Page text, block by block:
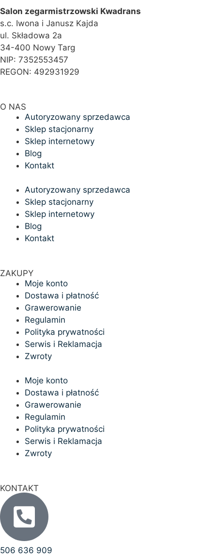
Salon zegarmistrzowski Kwadrans
s.c. Iwona i Janusz Kajda
ul. Składowa 2a
34-400 Nowy Targ
NIP: 7352553457
REGON: 492931929
O NAS
Autoryzowany sprzedawca
Sklep stacjonarny
Sklep internetowy
Blog
Kontakt
Autoryzowany sprzedawca
Sklep stacjonarny
Sklep internetowy
Blog
Kontakt
ZAKUPY
Moje konto
Dostawa i płatność
Grawerowanie
Regulamin
Polityka prywatności
Serwis i Reklamacja
Zwroty
Moje konto
Dostawa i płatność
Grawerowanie
Regulamin
Polityka prywatności
Serwis i Reklamacja
Zwroty
KONTAKT
506 636 909